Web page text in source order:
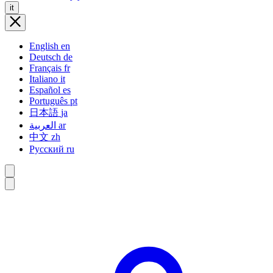
it
English en
Deutsch de
Français fr
Italiano it
Español es
Português pt
日本語 ja
ar
中文 zh
Русский ru